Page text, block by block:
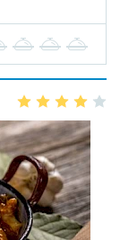
2 3 4
2 3 4